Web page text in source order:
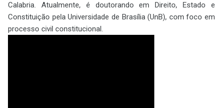
Calabria. Atualmente, é doutorando em Direito, Estado e
Constituição pela Universidade de Brasília (UnB), com foco em
processo civil constitucional.